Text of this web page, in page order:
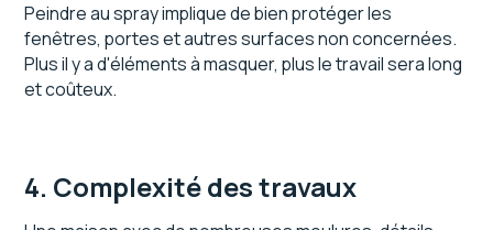
Peindre au spray implique de bien protéger les
fenêtres, portes et autres surfaces non concernées.
Plus il y a d'éléments à masquer, plus le travail sera long
et coûteux.
4. Complexité des travaux